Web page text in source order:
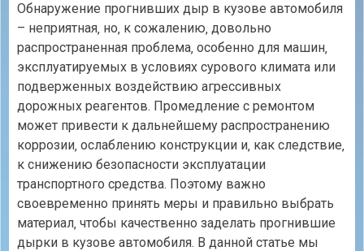
Обнаружение прогнивших дыр в кузове автомобиля
– неприятная‚ но‚ к сожалению‚ довольно
распространенная проблема‚ особенно для машин‚
эксплуатируемых в условиях сурового климата или
подверженных воздействию агрессивных
дорожных реагентов. Промедление с ремонтом
может привести к дальнейшему распространению
коррозии‚ ослаблению конструкции и‚ как следствие‚
к снижению безопасности эксплуатации
транспортного средства. Поэтому важно
своевременно принять меры и правильно выбрать
материал‚ чтобы качественно заделать прогнившие
дырки в кузове автомобиля. В данной статье мы